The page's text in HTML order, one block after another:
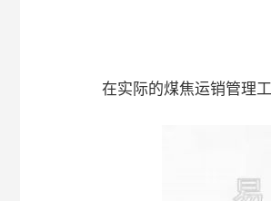
在实际的煤焦运销管理